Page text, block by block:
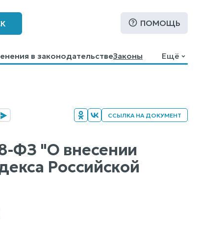
ПОМОЩЬ
в законодательствеЗаконы
Ещё
ССЫЛКА НА ДОКУМЕНТ
ФЗ "О внесении
Российской